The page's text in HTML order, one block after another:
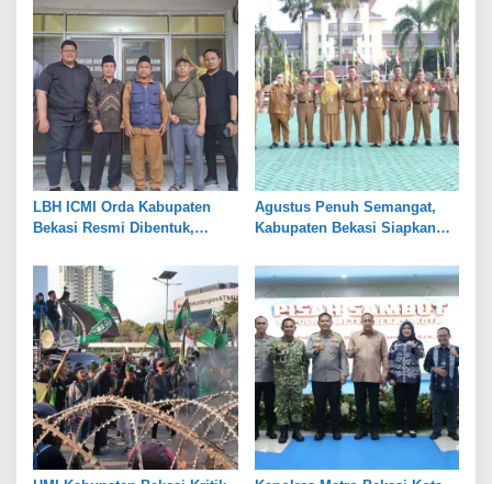
LBH ICMI Orda Kabupaten
Bekasi Resmi Dibentuk,
Pendampingan Hukum
Agustus Penuh Semangat,
Kabupaten Bekasi Siapkan
Hari Besar